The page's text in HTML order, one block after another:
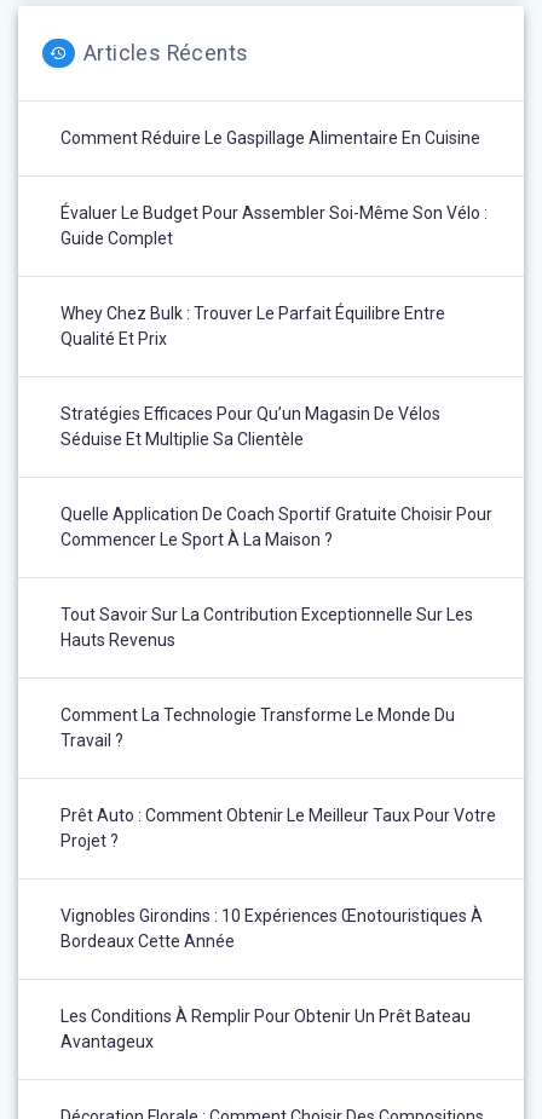
Articles Récents
Comment Réduire Le Gaspillage Alimentaire En Cuisine
Évaluer Le Budget Pour Assembler Soi-Même Son Vélo :
Guide Complet
Whey Chez Bulk : Trouver Le Parfait Équilibre Entre
Qualité Et Prix
Stratégies Efficaces Pour Qu’un Magasin De Vélos
Séduise Et Multiplie Sa Clientèle
Quelle Application De Coach Sportif Gratuite Choisir Pour
Commencer Le Sport À La Maison ?
Tout Savoir Sur La Contribution Exceptionnelle Sur Les
Hauts Revenus
Comment La Technologie Transforme Le Monde Du
Travail ?
Prêt Auto : Comment Obtenir Le Meilleur Taux Pour Votre
Projet ?
Vignobles Girondins : 10 Expériences Œnotouristiques À
Bordeaux Cette Année
Les Conditions À Remplir Pour Obtenir Un Prêt Bateau
Avantageux